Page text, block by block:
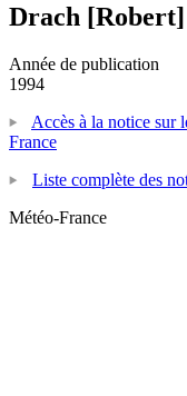
Drach
Année de publication
1994
Accès à la notice sur
France
Liste complète des
Météo-France